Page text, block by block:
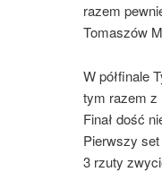
razem
Tomaszów
W półfinale
tym razem z
Finał dość
Pierwszy
3 rzuty